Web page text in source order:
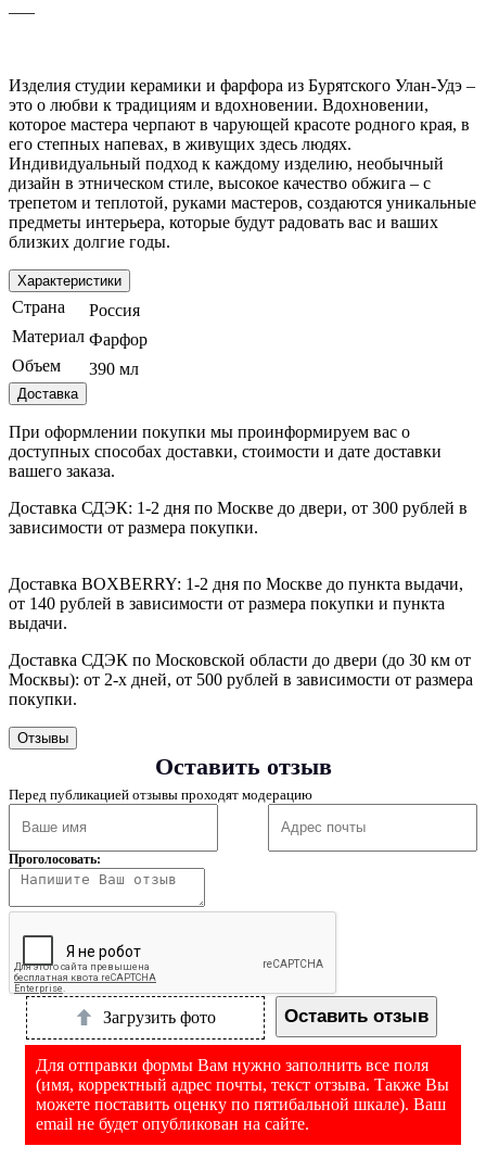
–––
Изделия студии керамики и фарфора из Бурятского Улан-Удэ –
это о любви к традициям и вдохновении. Вдохновении,
которое мастера черпают в чарующей красоте родного края, в
его степных напевах, в живущих здесь людях.
Индивидуальный подход к каждому изделию, необычный
дизайн в этническом стиле, высокое качество обжига – с
трепетом и теплотой, руками мастеров, создаются уникальные
предметы интерьера, которые будут радовать вас и ваших
близких долгие годы.
Характеристики
Страна
Россия
Материал Фарфор
Объем
390 мл
Доставка
При оформлении покупки мы проинформируем вас о
доступных способах доставки, стоимости и дате доставки
вашего заказа.
Доставка СДЭК: 1-2 дня по Москве до двери, от 300 рублей в
зависимости от размера покупки.
Доставка BOXBERRY: 1-2 дня по Москве до пункта выдачи,
от 140 рублей в зависимости от размера покупки и пункта
выдачи.
Доставка СДЭК по Московской области до двери (до 30 км от
Москвы): от 2‑х дней, от 500 рублей в зависимости от размера
покупки.
Отзывы
Оставить отзыв
Перед публикацией отзывы проходят модерацию
Проголосовать:
Загрузить фото Оставить отзыв
Для отправки формы Вам нужно заполнить все поля
(имя, корректный адрес почты, текст отзыва. Также Вы
можете поставить оценку по пятибальной шкале). Ваш
email не будет опубликован на сайте.